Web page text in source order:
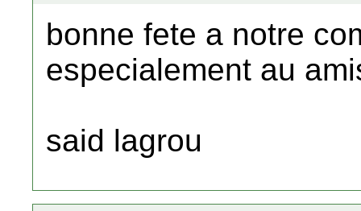
bonne fete a notre
especialement au
said lagrou